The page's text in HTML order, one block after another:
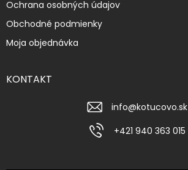
Ochrana osobných údajov
Obchodné podmienky
Moja objednávka
KONTAKT
info@kotucovo.sk
+421 940 363 015